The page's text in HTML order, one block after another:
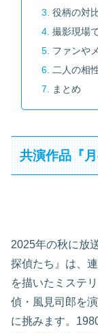
役柄の対
撮影現場
ファンや
二人の相
まとめ
共演作品『
2025年の秋に放
探偵たち』は、
を描いたミステ
偵・風見司郎を
に挑みます。